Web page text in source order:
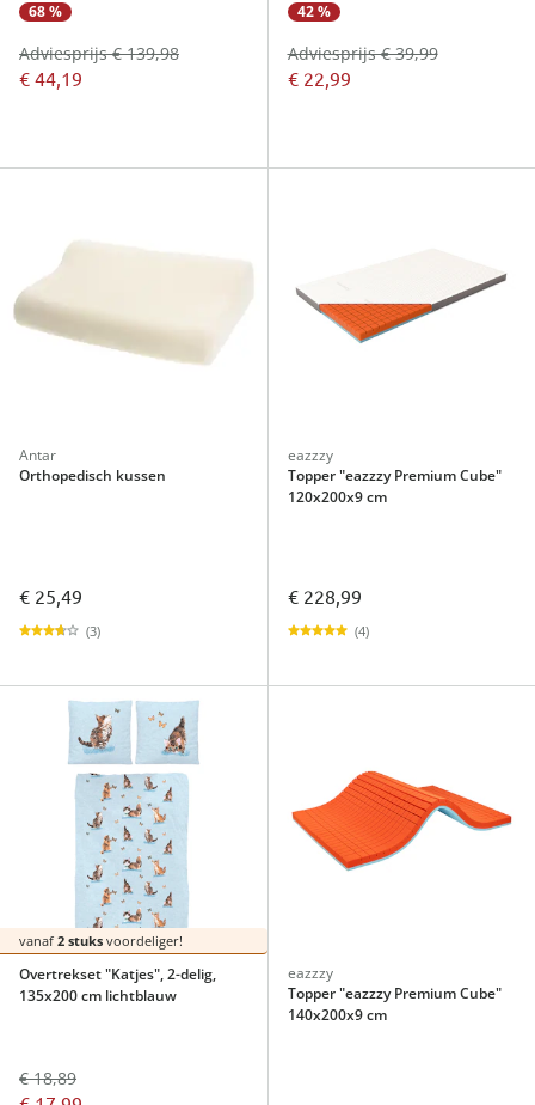
68 %
€ 44,19
Adviesprijs € 139,98
42 %
€ 22,99
Adviesprijs € 39,99
Antar
Orthopedisch kussen
€ 25,49
(3)
eazzzy
Topper "eazzzy Premium Cube"
120x200x9 cm
€ 228,99
(4)
vanaf 2 stuks voordeliger!
Overtrekset "Katjes", 2-delig,
135x200 cm lichtblauw
€ 18,89
eazzzy
Topper "eazzzy Premium Cube"
140x200x9 cm